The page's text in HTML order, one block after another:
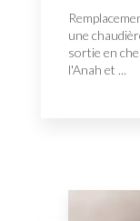
une
sortie en
l'Anah et ...